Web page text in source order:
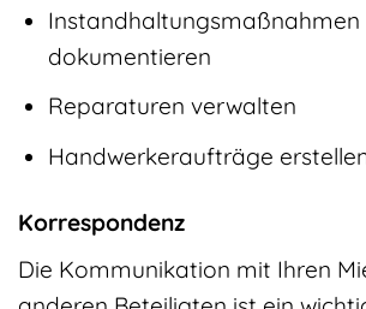
Instandhaltungsmaßnahmen
dokumentieren
Reparaturen verwalten
Handwerkeraufträge
Korrespondenz
Die Kommunikation mit Ihren